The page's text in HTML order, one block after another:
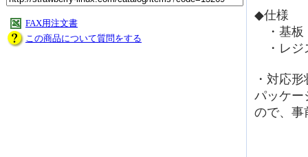
FAX用注文書
この商品について質問をする
◆仕様
・基板
・レジ
・対応
パッケー
ので、事